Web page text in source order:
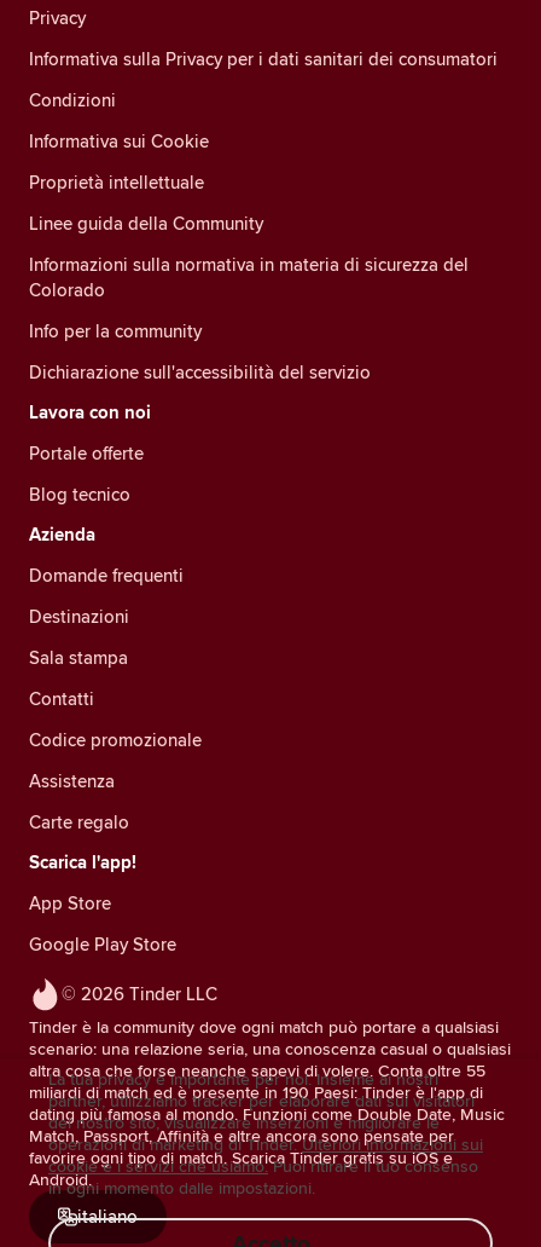
© 2026 Tinder LLC
Tinder è la community dove ogni match può portare a qualsiasi
scenario: una relazione seria, una conoscenza casual o qualsiasi
altra cosa che forse neanche sapevi di volere. Conta oltre 55
miliardi di match ed è presente in 190 Paesi: Tinder è l'app di
dating più famosa al mondo. Funzioni come Double Date, Music
Match, Passport, Affinità e altre ancora sono pensate per
favorire ogni tipo di match. Scarica Tinder gratis su iOS e
Android.
italiano
Privacy
Informativa sulla Privacy per i dati sanitari dei consumatori
Condizioni
Informativa sui Cookie
Proprietà intellettuale
Linee guida della Community
Informazioni sulla normativa in materia di sicurezza del
Colorado
Info per la community
Dichiarazione sull'accessibilità del servizio
Lavora con noi
Portale offerte
Blog tecnico
Azienda
Domande frequenti
Destinazioni
Sala stampa
Contatti
Codice promozionale
Assistenza
Carte regalo
Scarica l'app!
App Store
Google Play Store
La tua privacy è importante per noi. Insieme ai nostri
partner, utilizziamo tracker per elaborare dati sui visitatori
del nostro sito, visualizzare inserzioni e migliorare le
operazioni di marketing di Tinder. Ulteriori informazioni sui
cookie e i servizi che usiamo. Puoi ritirare il tuo consenso
in ogni momento dalle impostazioni.